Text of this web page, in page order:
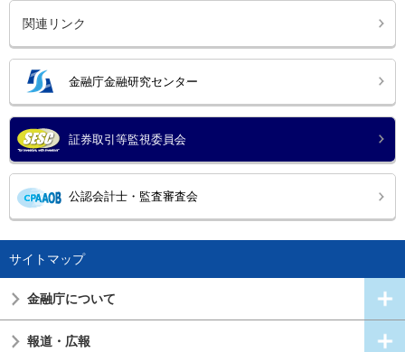
関連リンク
金融庁金融研究センター
証券取引等監視委員会
公認会計士・監査審査会
サイトマップ
金融庁について
報道・広報